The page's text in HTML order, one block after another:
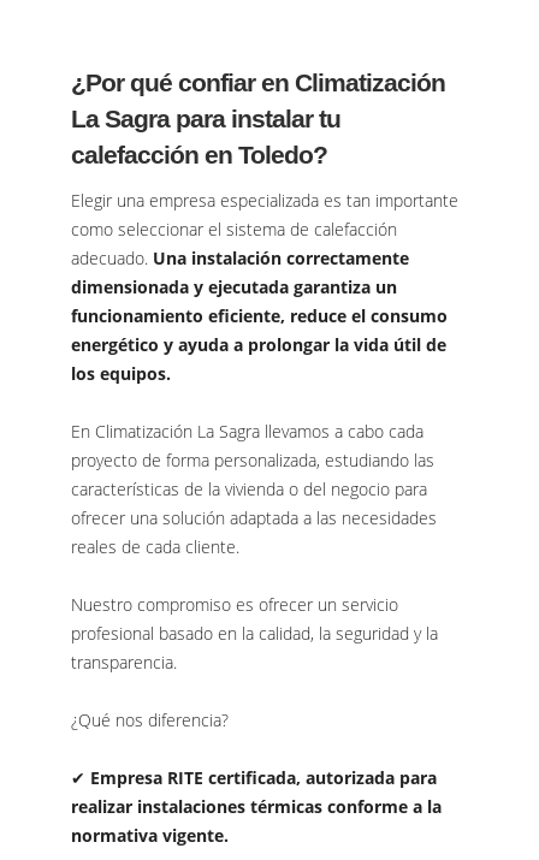
¿Por qué confiar en Climatización
La Sagra para instalar tu
calefacción en Toledo?
Elegir una empresa especializada es tan importante
como seleccionar el sistema de calefacción
adecuado. Una instalación correctamente
dimensionada y ejecutada garantiza un
funcionamiento eficiente, reduce el consumo
energético y ayuda a prolongar la vida útil de
los equipos.
En Climatización La Sagra llevamos a cabo cada
proyecto de forma personalizada, estudiando las
características de la vivienda o del negocio para
ofrecer una solución adaptada a las necesidades
reales de cada cliente.
Nuestro compromiso es ofrecer un servicio
profesional basado en la calidad, la seguridad y la
transparencia.
¿Qué nos diferencia?
✔ Empresa RITE certificada, autorizada para
realizar instalaciones térmicas conforme a la
normativa vigente.